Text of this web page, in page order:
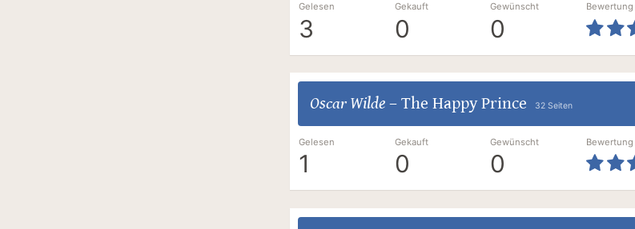
Gelesen
3
Gekauft
0
Gewünscht
0
Bewertung
Oscar Wilde– The Happy Prince 32 Seiten
Gelesen
1
Gekauft
0
Gewünscht
0
Bewertung